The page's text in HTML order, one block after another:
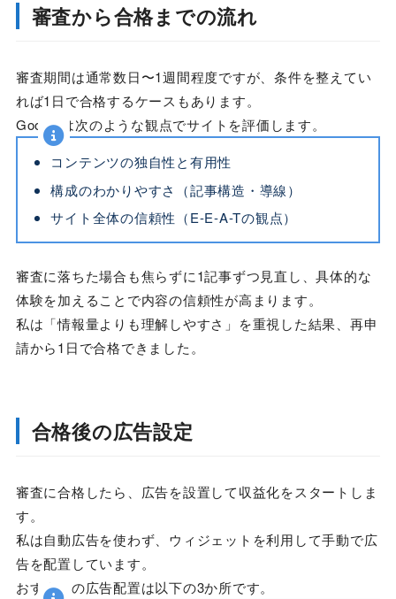
審査から合格までの流れ
審査期間は通常数日〜1週間程度ですが、条件を整えてい
れば1日で合格するケースもあります。
Googleは次のような観点でサイトを評価します。
コンテンツの独自性と有用性
構成のわかりやすさ（記事構造・導線）
サイト全体の信頼性（E-E-A-Tの観点）
審査に落ちた場合も焦らずに1記事ずつ見直し、具体的な
体験を加えることで内容の信頼性が高まります。
私は「情報量よりも理解しやすさ」を重視した結果、再申
請から1日で合格できました。
合格後の広告設定
審査に合格したら、広告を設置して収益化をスタートしま
す。
私は自動広告を使わず、ウィジェットを利用して手動で広
告を配置しています。
おすすめの広告配置は以下の3か所です。